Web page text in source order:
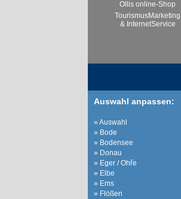
Ollis online-Shop
TourismusMarketing
& InternetService
Auswahl anpassen:
» Auswahl
» Bode
» Bodensee
» Donau
» Eger / Ohře
» Elbe
» Ems
» Flößen